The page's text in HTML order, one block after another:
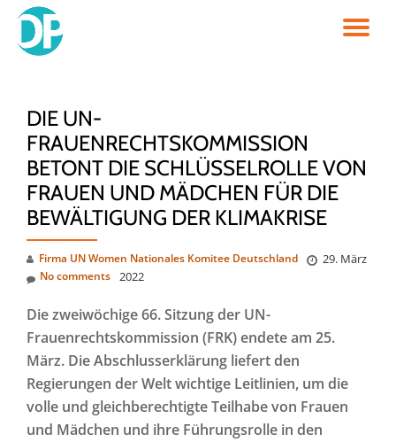
Skip
DIE UN-
FRAUENRECHTSKOMMISSION
BETONT DIE SCHLÜSSELROLLE VON
FRAUEN UND MÄDCHEN FÜR DIE
BEWÄLTIGUNG DER KLIMAKRISE
Firma UN Women Nationales Komitee Deutschland
29. März
2022
No comments
Die zweiwöchige 66. Sitzung der UN-
Frauenrechtskommission (FRK) endete am 25.
März. Die Abschlusserklärung liefert den
Regierungen der Welt wichtige Leitlinien, um die
volle und gleichberechtigte Teilhabe von Frauen
und Mädchen und ihre Führungsrolle in den